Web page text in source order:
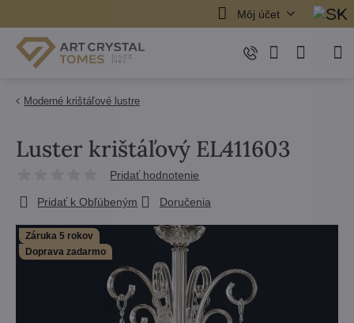
Môj účet
Moderné krištáľové lustre
Záruka 5 rokov
Doprava zadarmo
Luster krištáľový EL411603
Pridať hodnotenie
Pridať k Obľúbeným Doručenia